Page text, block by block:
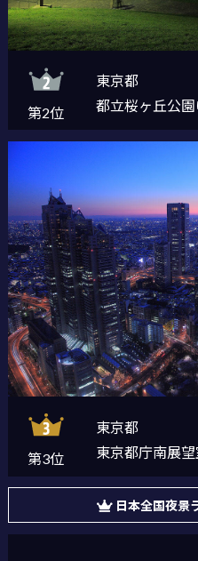
第2位
東京都
都立桜ヶ丘公
第3位
東京都
東京都庁南展望
日本全国夜景